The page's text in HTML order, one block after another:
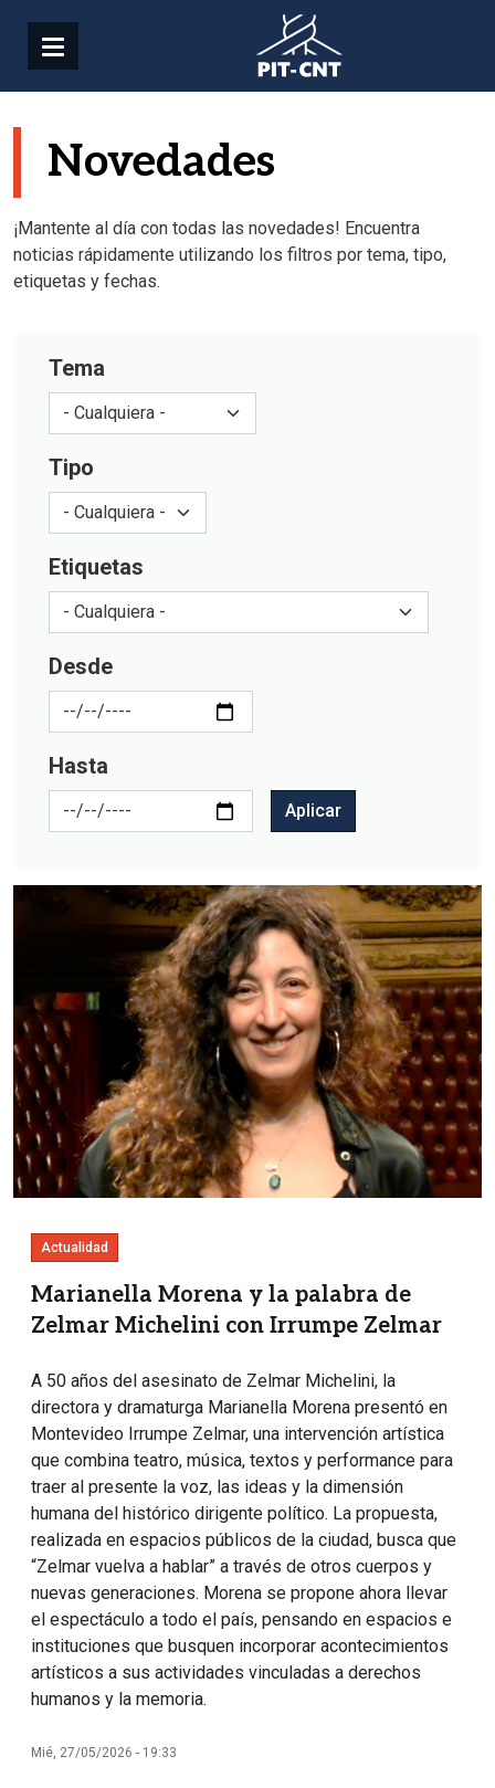
Novedades
¡Mantente al día con todas las novedades! Encuentra
noticias rápidamente utilizando los filtros por tema, tipo,
etiquetas y fechas.
Tema
Tipo
Etiquetas
Desde
Hasta
Aplicar
Actualidad
Marianella Morena y la palabra de
Zelmar Michelini con Irrumpe Zelmar
A 50 años del asesinato de Zelmar Michelini, la
directora y dramaturga Marianella Morena presentó en
Montevideo Irrumpe Zelmar, una intervención artística
que combina teatro, música, textos y performance para
traer al presente la voz, las ideas y la dimensión
humana del histórico dirigente político. La propuesta,
realizada en espacios públicos de la ciudad, busca que
“Zelmar vuelva a hablar” a través de otros cuerpos y
nuevas generaciones. Morena se propone ahora llevar
el espectáculo a todo el país, pensando en espacios e
instituciones que busquen incorporar acontecimientos
artísticos a sus actividades vinculadas a derechos
humanos y la memoria.
Mié, 27/05/2026 - 19:33